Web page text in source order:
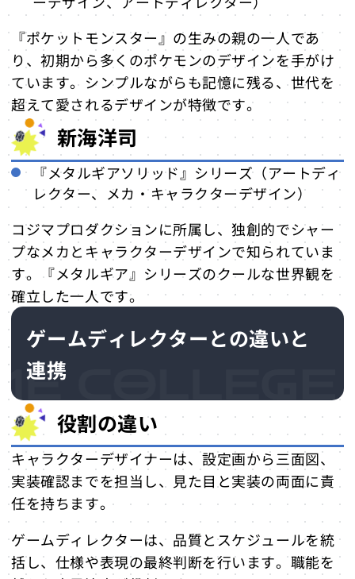
『ポケットモンスター』の生みの親の一人であ
り、初期から多くのポケモンのデザインを手がけ
ています。シンプルながらも記憶に残る、世代を
超えて愛されるデザインが特徴です。
新海洋司
『メタルギアソリッド』シリーズ（アートディ
レクター、メカ・キャラクターデザイン）
コジマプロダクションに所属し、独創的でシャー
プなメカとキャラクターデザインで知られていま
す。『メタルギア』シリーズのクールな世界観を
確立した一人です。
ゲームディレクターとの違いと
連携
役割の違い
キャラクターデザイナーは、設定画から三面図、
実装確認までを担当し、見た目と実装の両面に責
任を持ちます。
ゲームディレクターは、品質とスケジュールを統
括し、仕様や表現の最終判断を行います。職能を